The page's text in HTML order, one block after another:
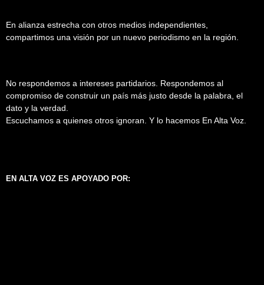
En alianza estrecha con otros medios independientes,
compartimos una visión por un nuevo periodismo en la región.
No respondemos a intereses partidarios. Respondemos al
compromiso de construir un país más justo desde la palabra, el
dato y la verdad.
Escuchamos a quienes otros ignoran. Y lo hacemos En Alta Voz.
EN ALTA VOZ ES APOYADO POR: